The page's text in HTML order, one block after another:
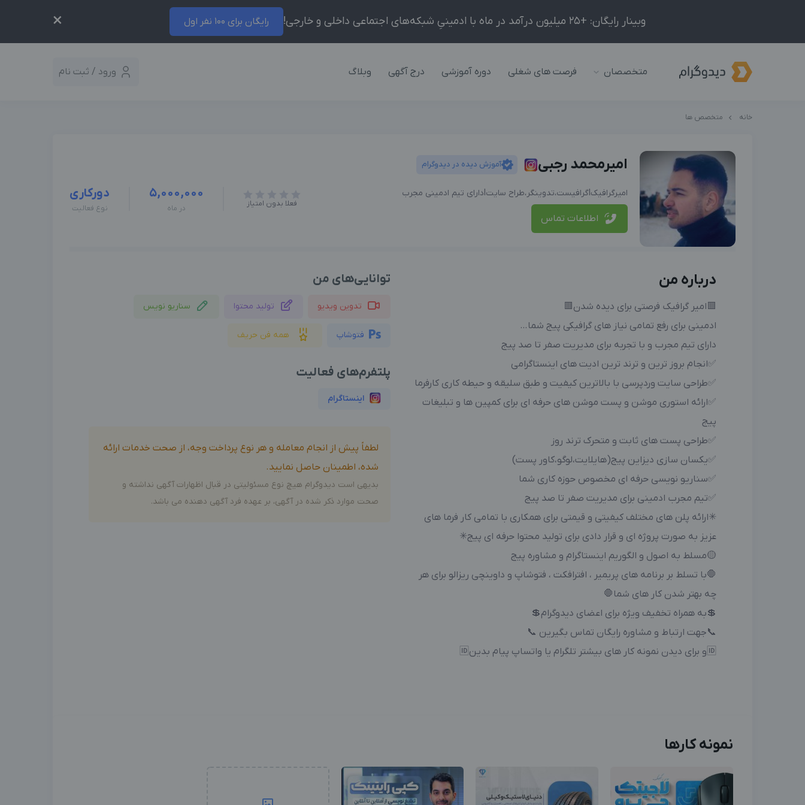
وبینار رایگان: +25 میلیون درآمد در ماه با ادمینیِ شبکه‌های اجتماعی داخلی و خارجی! رایگان برای 100 نفر اول ×
متخصصان فرصت های شغلی دوره آموزشی درج آگهی وبلاگ ورود / ثبت نام
خانه متخصص ها
امیرمحمد رجبی آموزش دیده در دیدوگرام
امیرگرافیکlگرافیست،تدوینگر،طراح سایتlدارای تیم ادمینی مجرب
اطلاعات تماس
فعلا بدون امتیاز
5,000,000
در ماه
دورکاری
نوع فعالیت
درباره من
🟥امیر گرافیک فرصتی برای دیده شدن🟥
ادمینی برای رفع تمامی نیاز های گرافیکی پیج شما…
دارای تیم مجرب و با تجربه برای مدیریت صفر تا صد پیج
✅انجام بروز ترین و ترند ترین ادیت های اینستاگرامی
✅طراحی سایت وردپرسی با بالاترین کیفیت و طبق سلیقه و حیطه کاری کارفرما
✅ارائه استوری موشن و پست موشن های حرفه ای برای کمپین ها و تبلیغات
پیج
✅طراحی پست های ثابت و متحرک ترند روز
✅یکسان سازی دیزاین پیج(هایلایت،لوگو،کاور پست)
✅سناریو نویسی حرفه ای مخصوص حوزه کاری شما
✅تیم مجرب ادمینی برای مدیریت صفر تا صد پیج
✳ارائه پلن های مختلف کیفیتی و قیمتی برای همکاری با تمامی کار فرما های
عزیز به صورت پروژه ای و قرار دادی برای تولید محتوا حرفه ای پیج✳
🟡مسلط به اصول و الگوریم اینستاگرام و مشاوره پیج
🛑با تسلط بر برنامه های پریمیر ، افترافکت ، فتوشاپ و داوینچی ریزالو برای هر
چه بهتر شدن کار های شما🛑
💲به همراه تخفیف ویژه برای اعضای دیدوگرام💲
📞جهت ارتباط و مشاوره رایگان تماس بگیرین 📞
🆔و برای دیدن نمونه کار های بیشتر تلگرام یا واتساپ پیام بدین🆔
توانایی‌های من
تدوین ویدیو تولید محتوا سناریو نویس
فتوشاپ همه فن حریف
پلتفرم‌های فعالیت
اینستاگرام
لطفاً پیش از انجام معامله و هر نوع پرداخت وجه، از صحت خدمات ارائه
شده، اطمینان حاصل نمایید.
بدیهی است دیدوگرام هیچ نوع مسئولیتی در قبال اظهارات آگهی نداشته و
صحت موارد ذکر شده در آگهی، بر عهده فرد آگهی دهنده می باشد.
نمونه کارها